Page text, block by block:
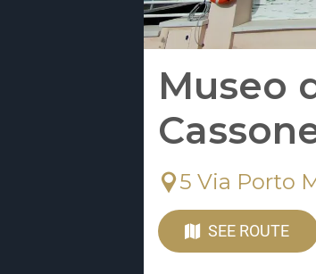
Museo
5 Via Porto
SEE ROUTE